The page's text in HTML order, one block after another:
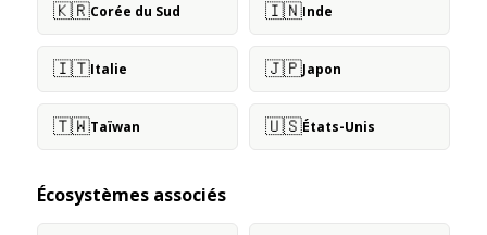
🇰🇷Corée du Sud 🇮🇳Inde
🇮🇹Italie 🇯🇵Japon
🇹🇼Taïwan 🇺🇸États-Unis
Écosystèmes associés